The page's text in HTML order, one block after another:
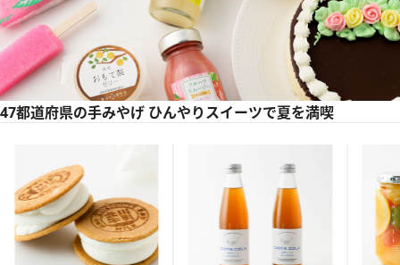
47都道府県の手みやげ ひんやりスイーツで夏を満喫